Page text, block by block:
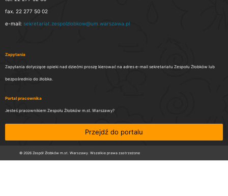
fax. 22 277 50 02
e-mail: sekretariat.zespolzlobkow@um.warszawa.pl
Zapytania
Zapytania dotyczące opieki nad dziećmi proszę kierować na adres e-mail sekretariatu Zespołu Żłobków lub
bezpośrednio do żłobka.
Portal pracownika
Jesteś pracownikiem Zespołu Żłobków m.st. Warszawy?
Przejdź do portalu
© 2026 Zespół Żłobków m.st. Warszawy. Wszelkie prawa zastrzeżone